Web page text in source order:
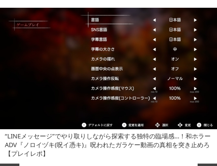
“LINEメッセージ”でやり取りしながら探索する独特の臨場感…！和ホラー
ADV『ノロイヅキ(呪イ憑キ)』呪われたガラケー動画の真相を突き止めろ
【プレイレポ】